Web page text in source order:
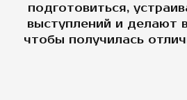
подготовиться,
выступлений и делают
чтобы получилась